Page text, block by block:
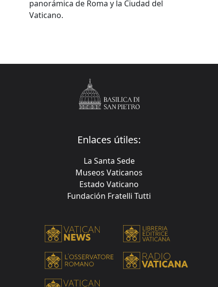
panorámica de Roma y la Ciudad del
Vaticano.
Enlaces útiles:
La Santa Sede
Museos Vaticanos
Estado Vaticano
Fundación Fratelli Tutti